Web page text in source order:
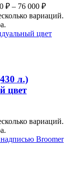
₽ – 76 000 ₽
вариаций.
л.)
цвет
вариаций.